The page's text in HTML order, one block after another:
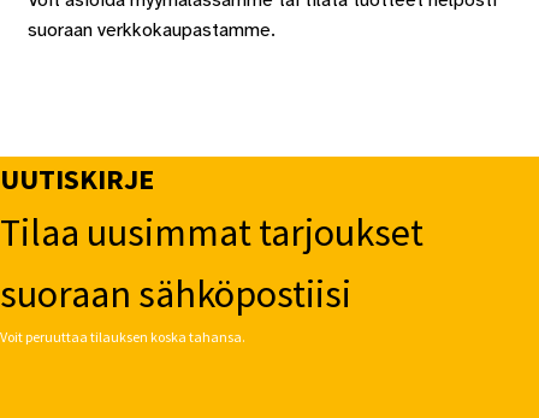
suoraan verkkokaupastamme.
UUTISKIRJE
Tilaa uusimmat tarjoukset
suoraan sähköpostiisi
Voit peruuttaa tilauksen koska tahansa.